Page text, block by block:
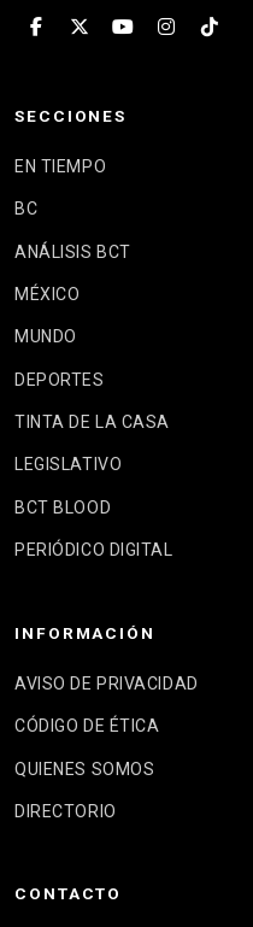
SECCIONES
EN TIEMPO
BC
ANÁLISIS BCT
MÉXICO
MUNDO
DEPORTES
TINTA DE LA CASA
LEGISLATIVO
BCT BLOOD
PERIÓDICO DIGITAL
INFORMACIÓN
AVISO DE PRIVACIDAD
CÓDIGO DE ÉTICA
QUIENES SOMOS
DIRECTORIO
CONTACTO